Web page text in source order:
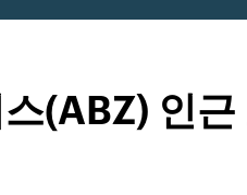
(ABZ) 인근